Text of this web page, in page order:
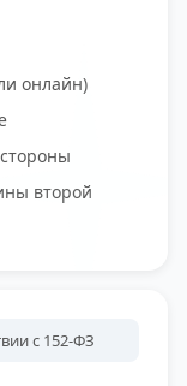
онлайн)
второй
с 152-ФЗ